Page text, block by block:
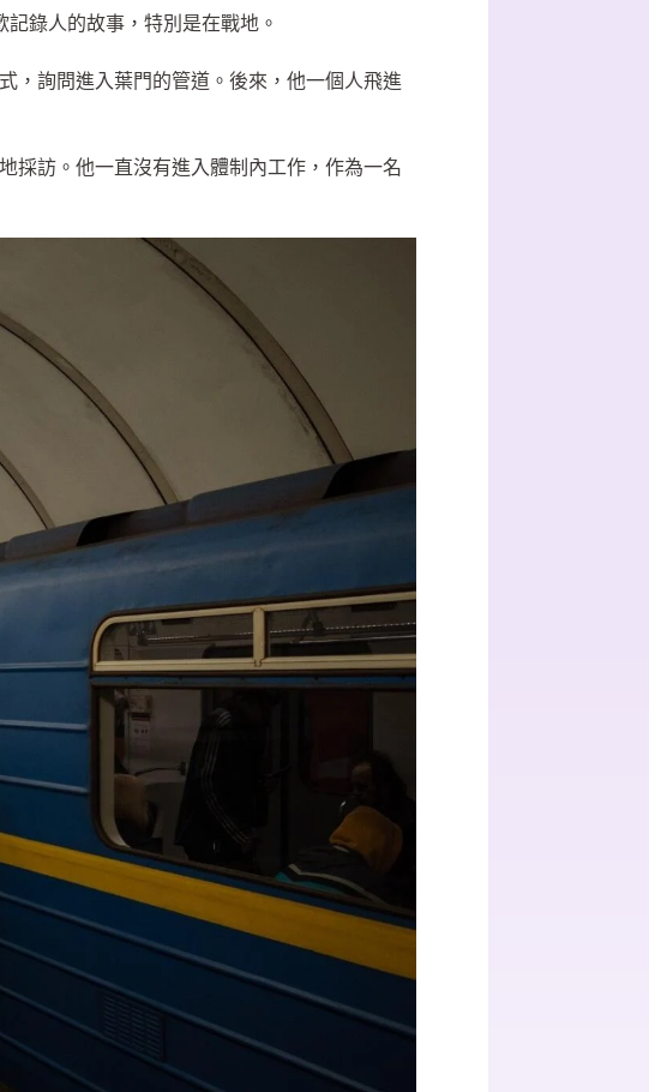
錄人的故事，特別是在戰地。
，詢問進入葉門的管道。後來，他一個人飛進
採訪。他一直沒有進入體制內工作，作為一名